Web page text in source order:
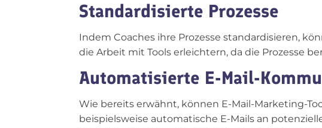
Standardisierte Prozesse
Indem Coaches ihre Prozesse standardisieren,
die Arbeit mit Tools erleichtern, da die Prozesse
Automatisierte E-Mail-
Wie bereits erwähnt, können E-Mail-Marketing-
beispielsweise automatische E-Mails an